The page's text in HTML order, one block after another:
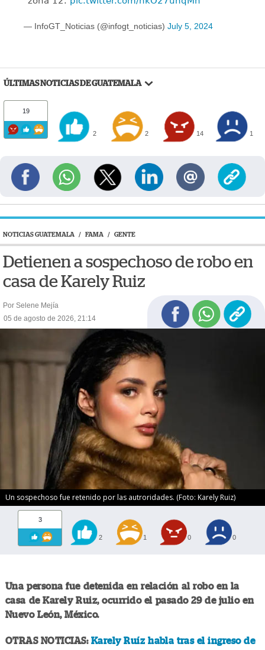
— InfoGT_Noticias (@infogt_noticias) July 5, 2024
ÚLTIMAS NOTICIAS DE GUATEMALA
19
2 2 14 1
NOTICIAS GUATEMALA / FAMA / GENTE
Detienen a sospechoso de robo en
casa de Karely Ruiz
Por Selene Mejía
05 de agosto de 2026, 21:14
Un sospechoso fue retenido por las autroridades. (Foto: Karely Ruiz)
3
2 1 0 0
Una persona fue detenida en relación al robo en la
casa de Karely Ruiz, ocurrido el pasado 29 de julio en
Nuevo León, México.
OTRAS NOTICIAS: Karely Ruíz habla tras el ingreso de